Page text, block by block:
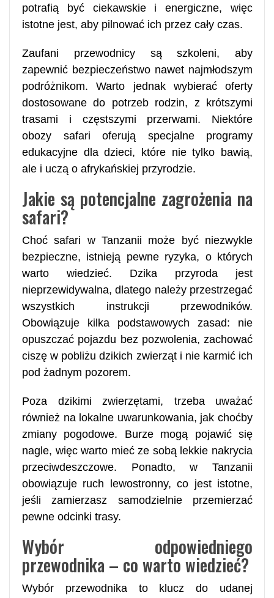
potrafią być ciekawskie i energiczne, więc
istotne jest, aby pilnować ich przez cały czas.
Zaufani przewodnicy są szkoleni, aby
zapewnić bezpieczeństwo nawet najmłodszym
podróżnikom. Warto jednak wybierać oferty
dostosowane do potrzeb rodzin, z krótszymi
trasami i częstszymi przerwami. Niektóre
obozy safari oferują specjalne programy
edukacyjne dla dzieci, które nie tylko bawią,
ale i uczą o afrykańskiej przyrodzie.
Jakie są potencjalne zagrożenia na
safari?
Choć safari w Tanzanii może być niezwykle
bezpieczne, istnieją pewne ryzyka, o których
warto wiedzieć. Dzika przyroda jest
nieprzewidywalna, dlatego należy przestrzegać
wszystkich instrukcji przewodników.
Obowiązuje kilka podstawowych zasad: nie
opuszczać pojazdu bez pozwolenia, zachować
ciszę w pobliżu dzikich zwierząt i nie karmić ich
pod żadnym pozorem.
Poza dzikimi zwierzętami, trzeba uważać
również na lokalne uwarunkowania, jak choćby
zmiany pogodowe. Burze mogą pojawić się
nagle, więc warto mieć ze sobą lekkie nakrycia
przeciwdeszczowe. Ponadto, w Tanzanii
obowiązuje ruch lewostronny, co jest istotne,
jeśli zamierzasz samodzielnie przemierzać
pewne odcinki trasy.
Wybór odpowiedniego
przewodnika – co warto wiedzieć?
Wybór przewodnika to klucz do udanej